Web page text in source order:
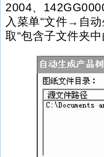
2004、
入菜单“文件→自
取“包含子文件夹中